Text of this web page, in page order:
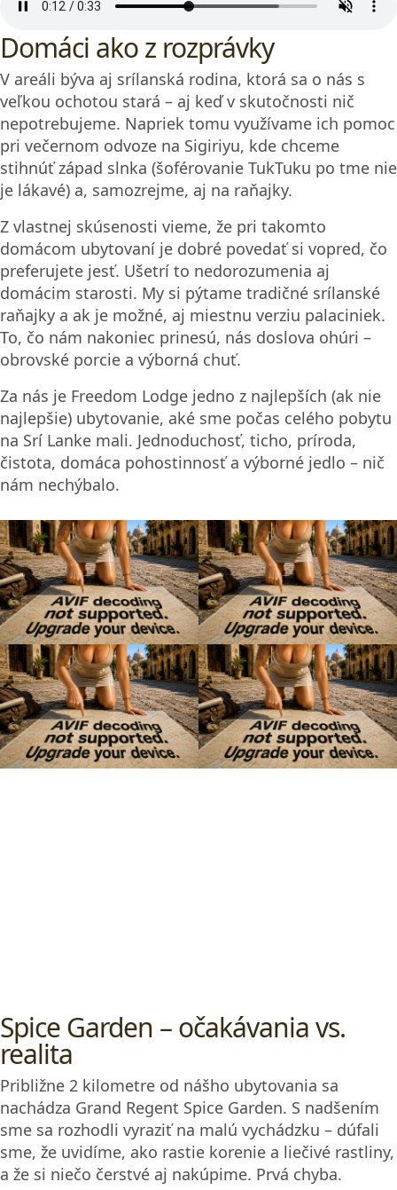
Spice Garden – očakávania vs.
realita
Približne 2 kilometre od nášho ubytovania sa
nachádza Grand Regent Spice Garden. S nadšením
sme sa rozhodli vyraziť na malú vychádzku – dúfali
sme, že uvidíme, ako rastie korenie a liečivé rastliny,
a že si niečo čerstvé aj nakúpime. Prvá chyba.
Na Srí Lanke sa neprechádza
Tu totiž prechádzka znamená pot. Aj kratučká
vzdialenosť sa pri teplote 33+ °C, vysokej vlhkosti a
bez tieňa stáva únavným výkonom. Chýba akákoľvek
infraštruktúra pre chodcov, a nie je výnimkou, že sa
Druhá chyba – marketing namiesto
zážitku